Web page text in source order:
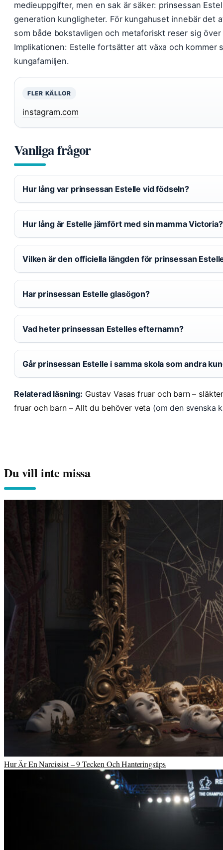
medieuppgifter, men en sak är säker: prinsessan
generation kungligheter. För kungahuset innebär det
som både bokstavligen och metaforiskt reser sig över
Implikationen: Estelle fortsätter att växa och kommer
kungafamiljen.
FLER KÄLLOR
instagram.com
Vanliga frågor
Hur lång var prinsessan Estelle vid födseln?
Hur lång är Estelle jämfört med sin mamma Victoria?
Vilken är den officiella längden för prinsessan
Har prinsessan Estelle glasögon?
Vad heter prinsessan Estelles efternamn?
Går prinsessan Estelle i samma skola som andra
Relaterad läsning: Gustav Vasas fruar och barn –
fruar och barn – Allt du behöver veta (om den svenska
Du vill inte missa
Hur Är En Narcissist – 9 Tecken Och Hanteringstips